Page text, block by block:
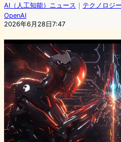
AI（人工知能）ニュース ｜ テクノロジ
OpenAI
2026年6月28日7:47